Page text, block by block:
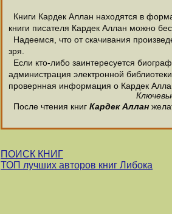
Книги Кардек Аллан находятся в
книги писателя Кардек Аллан можно
Надеемся, что от скачивания
зря.
Если кто-либо заинтересуется
администрация электронной
провернная информация о Кардек
После чтения книг Кардек Аллан
ПОИСК КНИГ
ТОП лучших авторов книг Либока